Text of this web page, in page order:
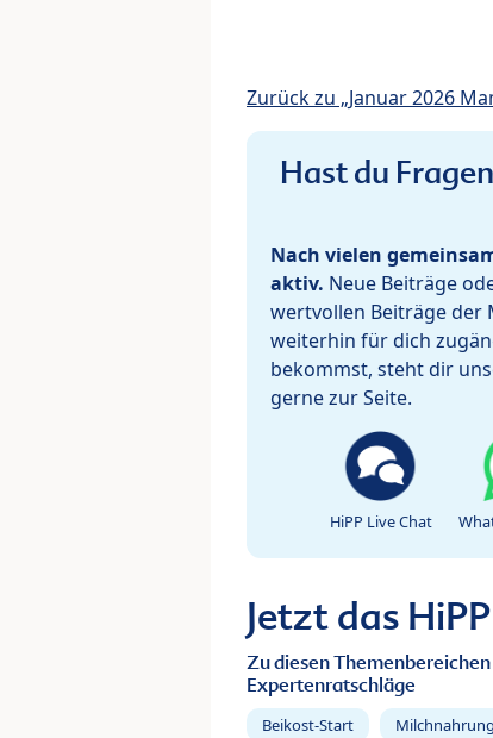
Zurück zu „Januar 2026
Hast du
Nach vielen
aktiv. Neue Beiträge
wertvollen Beiträge der
weiterhin für dich
bekommst, steht dir
gerne zur Seite.
HiPP Live Chat
Jetzt das
Zu diesen
Expertenratschläge
Beikost-Start Milchnahrung